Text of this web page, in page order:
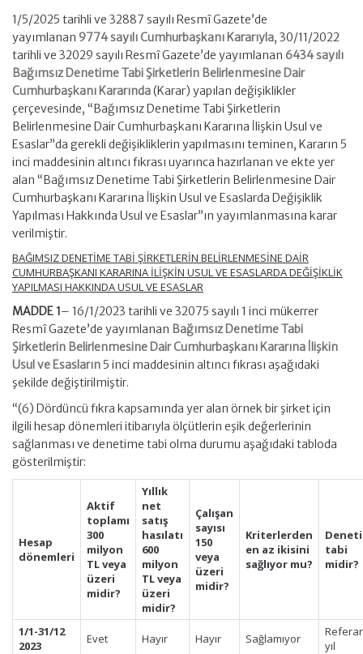
1/5/2025 tarihli ve 32887 sayılı Resmî Gazete’de
yayımlanan 9774 sayılı Cumhurbaşkanı Kararıyla, 30/11/2022
tarihli ve 32029 sayılı Resmî Gazete’de yayımlanan 6434 sayılı
Bağımsız Denetime Tabi Şirketlerin Belirlenmesine Dair
Cumhurbaşkanı Kararında(Karar) yapılan değişiklikler
çerçevesinde, “Bağımsız Denetime Tabi Şirketlerin
Belirlenmesine Dair Cumhurbaşkanı Kararına İlişkin Usul ve
Esaslar”da gerekli değişikliklerin yapılmasını teminen, Kararın 5
inci maddesinin altıncı fıkrası uyarınca hazırlanan ve ekte yer
alan “Bağımsız Denetime Tabi Şirketlerin Belirlenmesine Dair
Cumhurbaşkanı Kararına İlişkin Usul ve Esaslarda Değişiklik
Yapılması Hakkında Usul ve Esaslar”ın yayımlanmasına karar
verilmiştir.
BAĞIMSIZ DENETİME TABİ ŞİRKETLERİN BELİRLENMESİNE DAİR
CUMHURBAŞKANI KARARINA İLİŞKİN USUL VE ESASLARDA DEĞİŞİKLİK
YAPILMASI HAKKINDA USUL VE ESASLAR
MADDE 1– 16/1/2023 tarihli ve 32075 sayılı 1 inci mükerrer
Resmî Gazete’de yayımlanan Bağımsız Denetime Tabi
Şirketlerin Belirlenmesine Dair Cumhurbaşkanı Kararına İlişkin
Usul ve Esasların 5 inci maddesinin altıncı fıkrası aşağıdaki
şekilde değiştirilmiştir.
“(6) Dördüncü fıkra kapsamında yer alan örnek bir şirket için
ilgili hesap dönemleri itibarıyla ölçütlerin eşik değerlerinin
sağlanması ve denetime tabi olma durumu aşağıdaki tabloda
gösterilmiştir:
Hesap
dönemleri
Aktif
toplamı
300
milyon
TL veya
üzeri
midir?
Yıllık
net
satış
hasılatı
600
milyon
TL veya
üzeri
midir?
Çalışan
sayısı
150
veya
üzeri
midir?
Kriterlerden
en az ikisini
sağlıyor mu?
tabi
midir?
1/1-31/12
2023
Evet Hayır Hayır Sağlamıyor
yıl